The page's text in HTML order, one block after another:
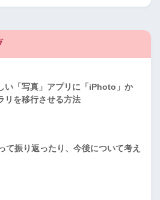
い「写真」アプリに「iPhoto」か
リを移行させる方法
て振り返ったり、今後について考え